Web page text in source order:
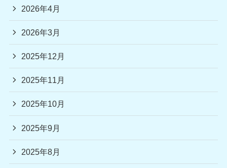
2026年4月
2026年3月
2025年12月
2025年11月
2025年10月
2025年9月
2025年8月